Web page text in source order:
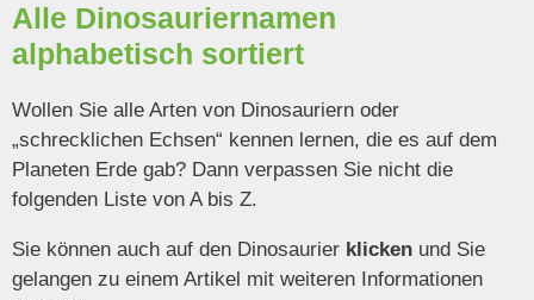
Alle Dinosauriernamen
alphabetisch sortiert
Wollen Sie alle Arten von Dinosauriern oder
„schrecklichen Echsen“ kennen lernen, die es auf dem
Planeten Erde gab? Dann verpassen Sie nicht die
folgenden Liste von A bis Z.
Sie können auch auf den Dinosaurier klicken und Sie
gelangen zu einem Artikel mit weiteren Informationen